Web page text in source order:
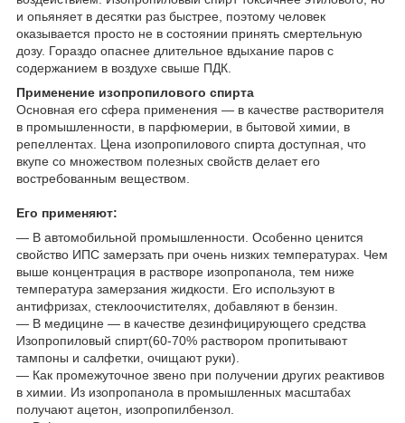
и опьяняет в десятки раз быстрее, поэтому человек
оказывается просто не в состоянии принять смертельную
дозу. Гораздо опаснее длительное вдыхание паров с
содержанием в воздухе свыше ПДК.
Применение изопропилового спирта
Основная его сфера применения — в качестве растворителя
в промышленности, в парфюмерии, в бытовой химии, в
репеллентах. Цена изопропилового спирта доступная, что
вкупе со множеством полезных свойств делает его
востребованным веществом.
Его применяют:
— В автомобильной промышленности. Особенно ценится
свойство ИПС замерзать при очень низких температурах. Чем
выше концентрация в растворе изопропанола, тем ниже
температура замерзания жидкости. Его используют в
антифризах, стеклоочистителях, добавляют в бензин.
— В медицине — в качестве дезинфицирующего средства
Изопропиловый спирт(60-70% раствором пропитывают
тампоны и салфетки, очищают руки).
— Как промежуточное звено при получении других реактивов
в химии. Из изопропанола в промышленных масштабах
получают ацетон, изопропилбензол.